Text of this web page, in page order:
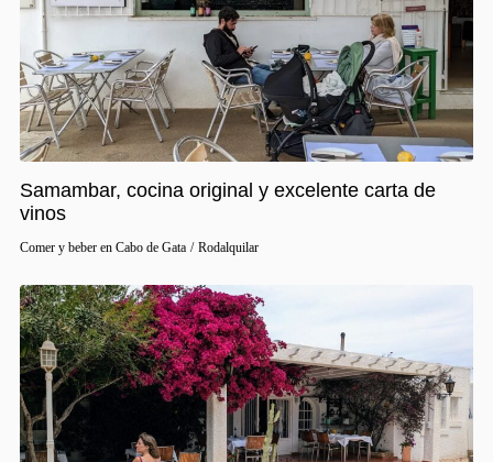
Samambar, cocina original y excelente carta de
vinos
Comer y beber en Cabo de Gata / Rodalquilar